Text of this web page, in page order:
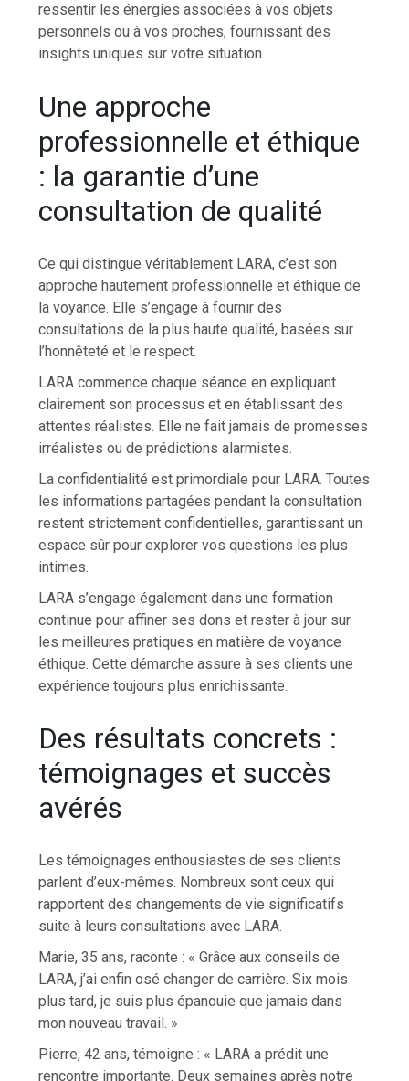
ressentir les énergies associées à vos objets
personnels ou à vos proches, fournissant des
insights uniques sur votre situation.
Une approche
professionnelle et éthique
: la garantie d’une
consultation de qualité
Ce qui distingue véritablement LARA, c’est son
approche hautement professionnelle et éthique de
la voyance. Elle s’engage à fournir des
consultations de la plus haute qualité, basées sur
l’honnêteté et le respect.
LARA commence chaque séance en expliquant
clairement son processus et en établissant des
attentes réalistes. Elle ne fait jamais de promesses
irréalistes ou de prédictions alarmistes.
La confidentialité est primordiale pour LARA. Toutes
les informations partagées pendant la consultation
restent strictement confidentielles, garantissant un
espace sûr pour explorer vos questions les plus
intimes.
LARA s’engage également dans une formation
continue pour affiner ses dons et rester à jour sur
les meilleures pratiques en matière de voyance
éthique. Cette démarche assure à ses clients une
expérience toujours plus enrichissante.
Des résultats concrets :
témoignages et succès
avérés
Les témoignages enthousiastes de ses clients
parlent d’eux-mêmes. Nombreux sont ceux qui
rapportent des changements de vie significatifs
suite à leurs consultations avec LARA.
Marie, 35 ans, raconte : « Grâce aux conseils de
LARA, j’ai enfin osé changer de carrière. Six mois
plus tard, je suis plus épanouie que jamais dans
mon nouveau travail. »
Pierre, 42 ans, témoigne : « LARA a prédit une
rencontre importante. Deux semaines après notre